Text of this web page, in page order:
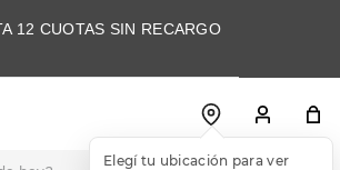
12 CUOTAS SIN RECARGO
Elegí tu ubicación para ver